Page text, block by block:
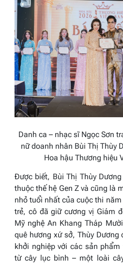
Danh ca – nhạc sĩ Ngọc Sơn
nữ doanh nhân Bùi Thị Thùy
Hoa hậu Thương hiệu
Được biết, Bùi Thị Thùy
thuộc thế hệ Gen Z và cũng là
nhỏ tuổi nhất của cuộc thi
trẻ, cô đã giữ cương vị Giám
Mỹ nghệ An Khang Tháp
quê hương xứ sở, Thùy Dương
khởi nghiệp với các sản
từ cây lục bình – một loài